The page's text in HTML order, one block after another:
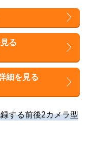
る
細を見る
する前後2カメラ型